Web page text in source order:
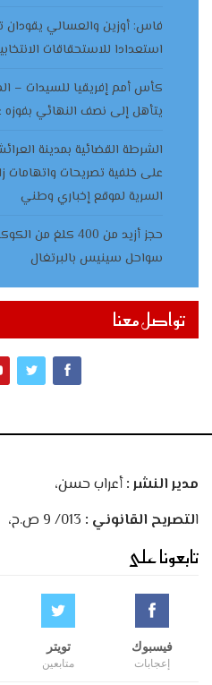
فاس: أوزين والعسالي يقودان
استعدادا للاستحقاقات
يتأهل إلى نصف النهائي بفوزه
الشرطة القضائية بمدينة
على خلفية تصريحات واتهامات
السرية لموقع إخباري وطني
حجز أزيد من 400
سواحل سينيس بالبرتغال
تواصل معنا
مدير النشر :أعراب حسن،
التصريح القانوني :
تابعونا على
فيسبوك
إعجابات
تويتر
متابعين